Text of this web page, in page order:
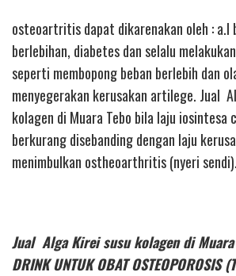
osteoartritis dapat dikarenakan oleh : a.l
berlebihan, diabetes dan selalu
seperti membopong beban berlebih dan
menyegerakan kerusakan artilege. Jual
kolagen di Muara Tebo bila laju iosintesa
berkurang disebanding dengan laju
menimbulkan ostheoarthritis (nyeri sendi).
Jual Alga Kirei susu kolagen di Muara
DRINK UNTUK OBAT OSTEOPOROSIS